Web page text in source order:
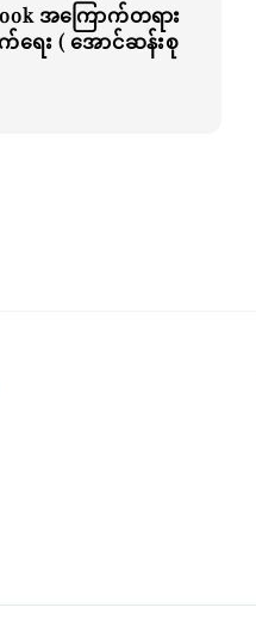
အကြောက်တရား
ရေး ( အောင်ဆန်းစု